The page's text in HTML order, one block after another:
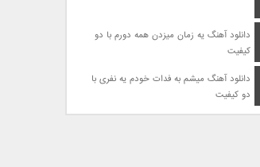
دانلود آهنگ یه زمان میزدن همه دورم با دو
کیفیت
دانلود آهنگ میشم به فدات خودم یه نفری با
دو کیفیت